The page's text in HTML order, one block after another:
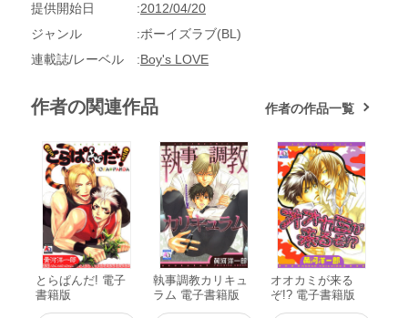
提供開始日
2012/04/20
ジャンル
ボーイズラブ(BL)
連載誌/レーベル
Boy's LOVE
作者の関連作品 作者の作品一覧
とらぱんだ! 電子
書籍版
執事調教カリキュ
ラム 電子書籍版
オオカミが来る
ぞ!? 電子書籍版